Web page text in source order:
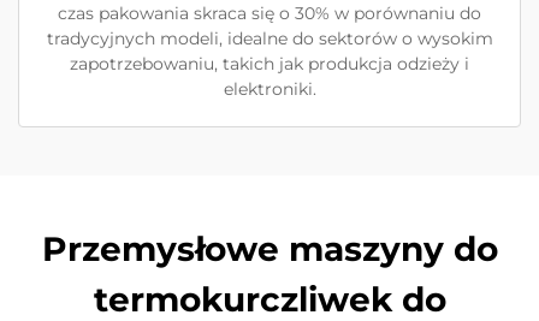
czas pakowania skraca się o 30% w porównaniu do
tradycyjnych modeli, idealne do sektorów o wysokim
zapotrzebowaniu, takich jak produkcja odzieży i
elektroniki.
Przemysłowe maszyny do
termokurczliwek do